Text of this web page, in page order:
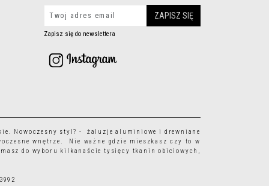
Zapisz się do newslettera
. Nowoczesny styl? - żaluzje aluminiowe i drewniane
wnętrze. Nie ważne gdzie mieszkasz czy to w
masz do wyboru kilkanaście tysięcy tkanin obiciowych ,